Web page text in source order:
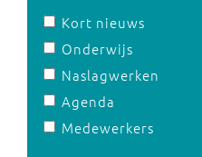
Kort nieuws
Onderwijs
Naslagwerken
Agenda
Medewerkers